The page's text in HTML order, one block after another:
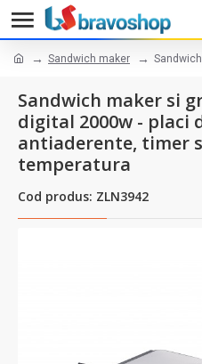
Sandwich maker
Sandwich maker si
digital 2000w - placi
antiaderente, timer
temperatura
Cod produs: ZLN3942